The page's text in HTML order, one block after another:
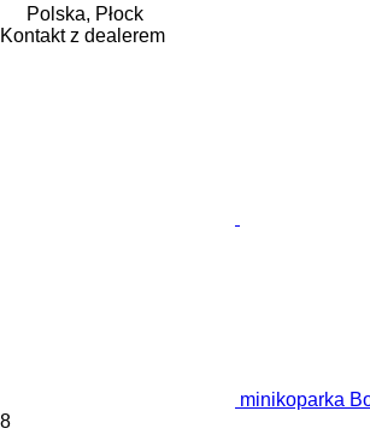
Polska, Płock
Kontakt z dealerem
minikoparka
8